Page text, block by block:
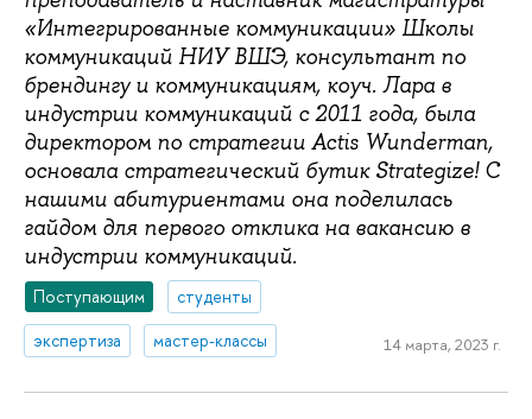
«Интегрированные коммуникации» Школы
коммуникаций НИУ ВШЭ, консультант по
брендингу и коммуникациям, коуч. Лара в
индустрии коммуникаций с 2011 года, была
директором по стратегии Actis Wunderman,
основала стратегический бутик Strategize! С
нашими абитуриентами она поделилась
гайдом для первого отклика на вакансию в
индустрии коммуникаций.
Поступающим
студенты
экспертиза
мастер-классы 14 марта, 2023 г.